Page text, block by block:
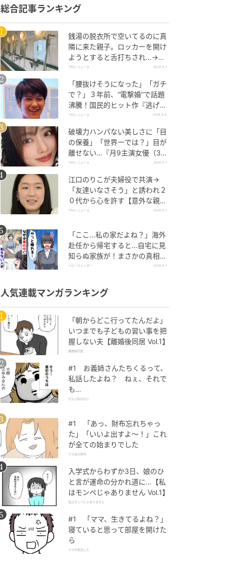
総合記事ランキング
銭湯の脱衣所で空いてるのに真
隣に来た親子。ロッカーを開け
ようとすると舌打ちされ…→直
後、娘の放った“純粋な一言”に
TRILL ニュース 2026.8.7
「腰抜けそうになった」「ガチ
で？」３年前、“電撃婚”で話題
沸騰！国民的ヒット作『逃げ
恥』で異彩放った【国宝級イケ
TRILL ニュース 2026.8.6
破壊力ハンパない美しさに「目
の保養」「世界一では？」目が
離せない…『月9主演女優（34
歳）』“極上”美ショットがすご
TRILL ニュース 2026.8.7
江口のりこが夫婦役で共演→
「友達いなさそう」と誘われ２
０代から心を許す【意外な親友
芸人】とは？
TRILL ニュース 2026.8.7
「ここ…私の家だよね？」海外
赴任から帰宅すると…自宅に見
知らぬ家族が！まさかの真相と
は！？
ベビーカレンダー 2026.8.7
人気連載マンガランキング
「朝からどこ行ってたんだよ」
いつまでも子どもの習い事を把
握しない夫【離婚後同居 Vol.1】
離婚後同居
#1 お義姉さんたちくるって、
私話したよね？ ねぇ、それで
も…
ぜんぶ私のせい
#1 「あっ、財布忘れちゃっ
た」「いいよ出すよ〜！」これ
が全ての始まりでした
ママ友の財布
入学式からわずか3日、娘のひ
と言が運命の分かれ道に…【私
はモンペじゃありません Vol.1】
私はモンペじゃありません
#1 「ママ、生きてるよね？」
寝ていると思って部屋を開けた
ら
ママが家出した